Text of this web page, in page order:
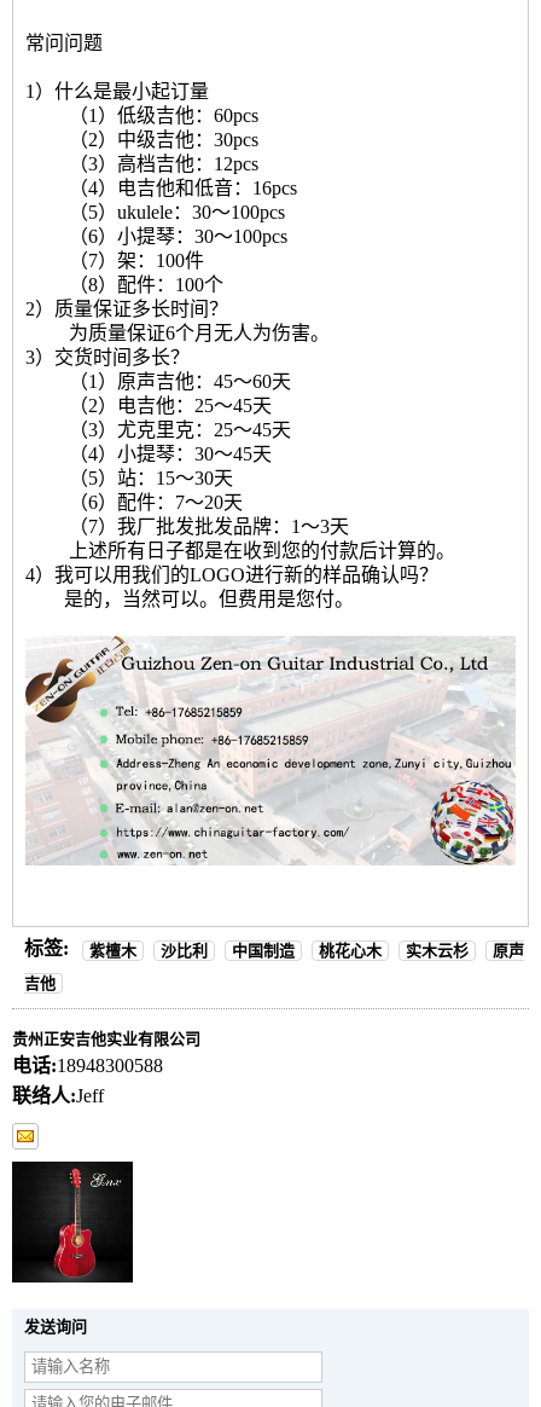
常问问题
1）什么是最小起订量
（1）低级吉他：60pcs
（2）中级吉他：30pcs
（3）高档吉他：12pcs
（4）电吉他和低音：16pcs
（5）ukulele：30〜100pcs
（6）小提琴：30〜100pcs
（7）架：100件
（8）配件：100个
2）质量保证多长时间？
为质量保证6个月无人为伤害。
3）交货时间多长？
（1）原声吉他：45〜60天
（2）电吉他：25〜45天
（3）尤克里克：25〜45天
（4）小提琴：30〜45天
（5）站：15〜30天
（6）配件：7〜20天
（7）我厂批发批发品牌：1〜3天
上述所有日子都是在收到您的付款后计算的。
4）我可以用我们的LOGO进行新的样品确认吗？
是的，当然可以。但费用是您付。
标签: 紫檀木 沙比利 中国制造 桃花心木 实木云杉
原声
吉他
贵州正安吉他实业有限公司
电话:18948300588
联络人:Jeff
发送询问